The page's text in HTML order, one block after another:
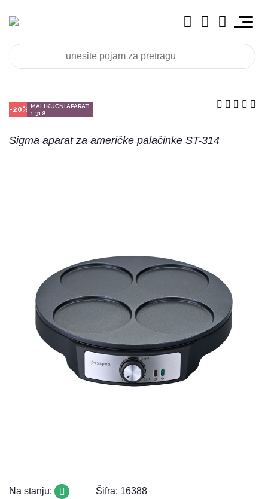
Sigma aparat za američke palačinke ST-314
-20% MALI KUĆNI APARATI
1-31.8.
Na stanju: Šifra: 16388